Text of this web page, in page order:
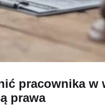
pracownika
prawa